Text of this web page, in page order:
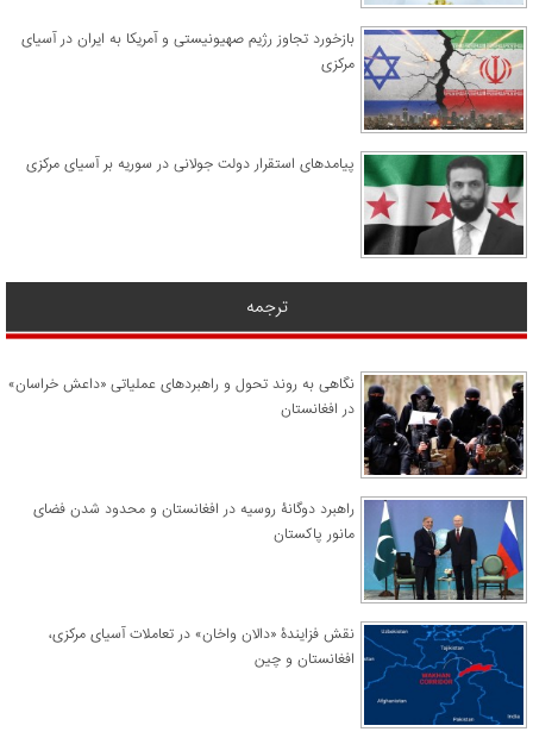
​بازخورد تجاوز رژیم صهیونیستی و آمریکا به ایران در آسیای
مرکزی
پیامدهای استقرار دولت جولانی در سوریه بر آسیای مرکزی
ترجمه
نگاهی به روند تحول و راهبردهای عملیاتی «داعش خراسان»
در افغانستان
راهبرد دوگانۀ روسیه در افغانستان و محدود شدن فضای
مانور پاکستان
نقش فزایندۀ «دالان واخان» در تعاملات آسیای مرکزی،
افغانستان و چین